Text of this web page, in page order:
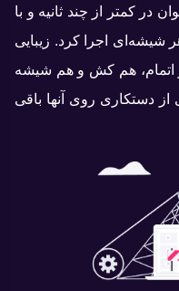
کمتر از چند ثانیه و با
اجرا کرد. زیبایی
اتمام، هم کش و هم شیشه
دستکاری روی آنها باقی